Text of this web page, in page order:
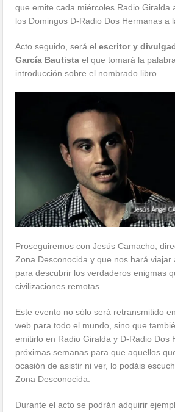
que emite cada miércoles Radio Giralda
los Domingos D-Radio Dos Hermanas a
Acto seguido, será elescritor y
García Bautistael que tomará la
introducción sobre el nombrado libro.
Proseguiremos con Jesús Camacho,
Zona Desconocida y que nos hará viajar
para descubrir los verdaderos enigmas
civilizaciones remotas.
Este evento no sólo será retransmitido
web para todo el mundo, sino que
emitirlo en Radio Giralda y D-Radio Dos
próximas semanas para que aquellos
ocasión de asistir ni ver, lo podáis
Zona Desconocida.
Durante el acto se podrán adquirir